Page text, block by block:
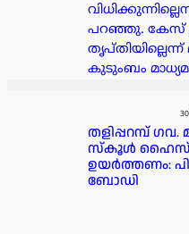
പറഞ്ഞു. കേസ്
തൃപ്തിയില്ലെന്ന്
കുടുംബം
തളിപ്പറമ്പ് ഗവ.
സ്കൂൾ
ഉയർത്തണം:
ബോഡി